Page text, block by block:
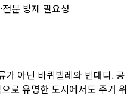
문 방제 필요성
아닌 바퀴벌레와 빈대다. 공
로 유명한 도시에서도 주거 위